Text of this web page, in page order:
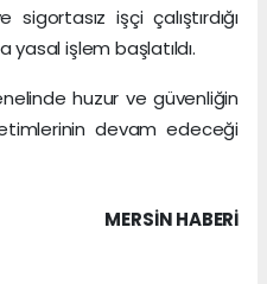
işçi çalıştırdığı
yasal işlem başlatıldı.
huzur ve güvenliğin
devam edeceği
MERSIN HABERİ